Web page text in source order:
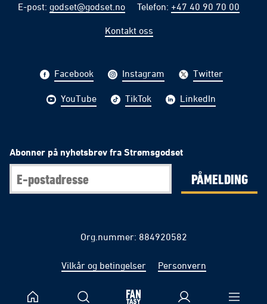
E-post: godset@godset.no Telefon: +47 40 90 70 00
Kontakt oss
Facebook Instagram Twitter
YouTube TikTok LinkedIn
Abonner på nyhetsbrev fra Strømsgodset
PÅMELDING
Org.nummer: 884920582
Vilkår og betingelser Personvern